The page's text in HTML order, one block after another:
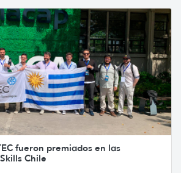
fueron premiados en las
Chile